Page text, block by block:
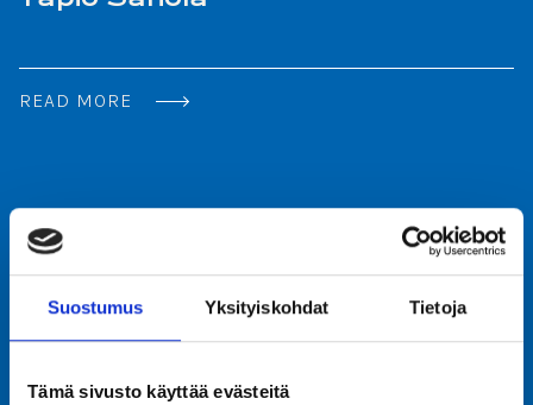
Suostumus Yksityiskohdat Tietoja
Tämä sivusto käyttää evästeitä
READ MORE
09.02.2022
Leena Sariola